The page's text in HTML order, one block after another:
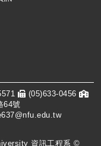
(05)633-0456
64號
資訊工程系 ©